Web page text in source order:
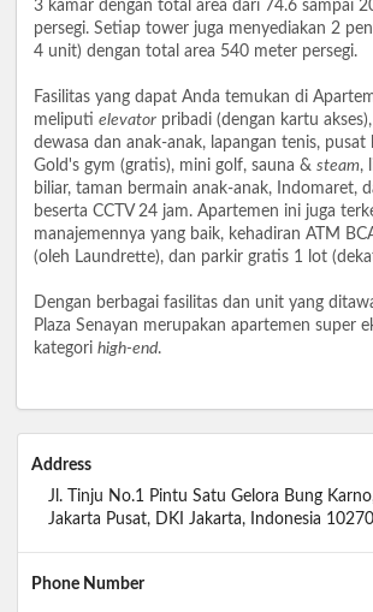
3 kamar dengan total area dari 74.6 sampai
persegi. Setiap tower juga menyediakan 2
4 unit) dengan total area 540 meter persegi.
Fasilitas yang dapat Anda temukan di
meliputi elevator pribadi (dengan kartu
dewasa dan anak-anak, lapangan tenis, pusat
Gold's gym (gratis), mini golf, sauna & steam,
biliar, taman bermain anak-anak, Indomaret,
beserta CCTV 24 jam. Apartemen ini juga
manajemennya yang baik, kehadiran ATM
(oleh Laundrette), dan parkir gratis 1 lot
Dengan berbagai fasilitas dan unit yang
Plaza Senayan merupakan apartemen super
kategori high-end.
Address
Jl. Tinju No.1 Pintu Satu Gelora Bung
Jakarta Pusat, DKI Jakarta, Indonesia 10270
Phone Number